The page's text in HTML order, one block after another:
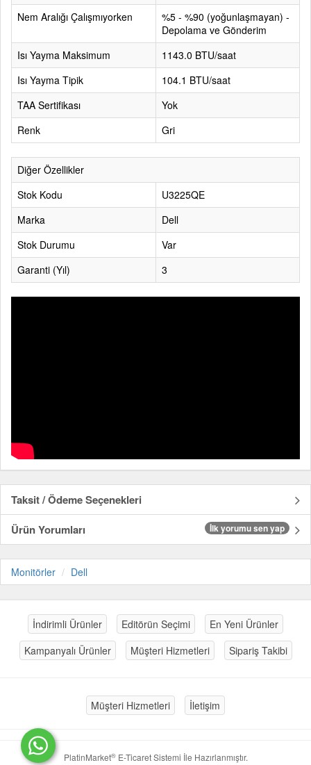
Nem Aralığı Çalışmıyorken
%5 - %90 (yoğunlaşmayan) -
Depolama ve Gönderim
Isı Yayma Maksimum
1143.0 BTU/saat
Isı Yayma Tipik
104.1 BTU/saat
TAA Sertifikası
Yok
Renk
Gri
Diğer Özellikler
Stok Kodu
U3225QE
Marka
Dell
Stok Durumu
Var
Garanti (Yıl)
3
Taksit / Ödeme Seçenekleri
Ürün Yorumları
İlk yorumu sen yap
Monitörler Dell
İndirimli Ürünler Editörün Seçimi
En Yeni Ürünler
Kampanyalı Ürünler
Müşteri Hizmetleri Sipariş Takibi
Müşteri Hizmetleri İletişim
PlatinMarket®E-Ticaret Sistemi İle Hazırlanmıştır.